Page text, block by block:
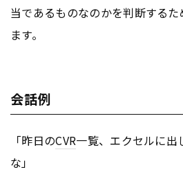
当であるものなのかを判断する
ます。
会話例
「昨日のCVR一覧、エクセルに出
な」